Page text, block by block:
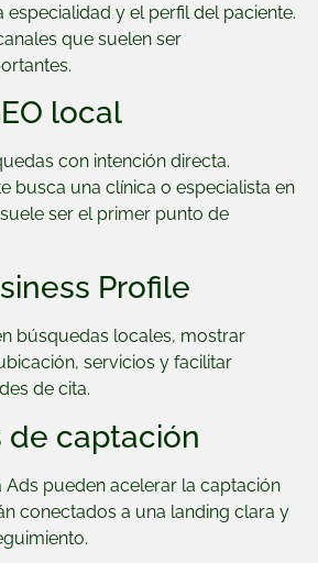
especialidad y el perfil del paciente.
que suelen ser
local
con intención directa.
busca una clínica o especialista en
ser el primer punto de
Profile
búsquedas locales, mostrar
servicios y facilitar
de cita.
de captación
Ads pueden acelerar la captación
conectados a una landing clara y